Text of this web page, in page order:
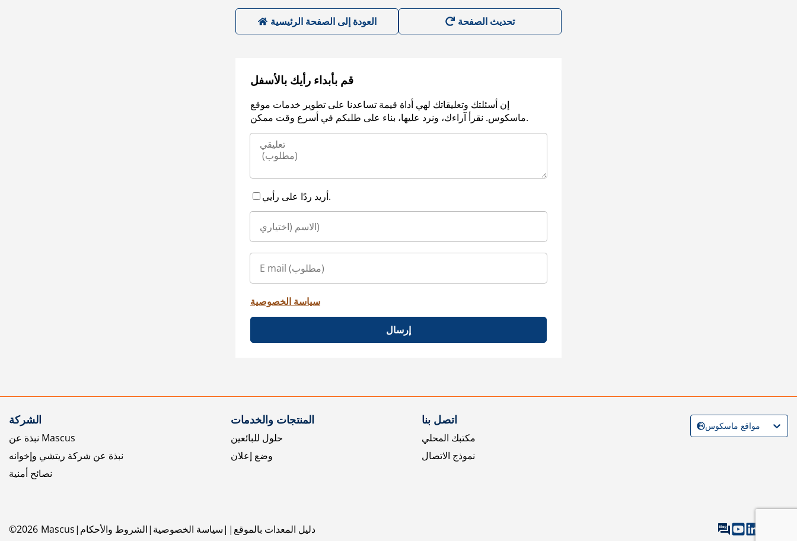
العودة إلى الصفحة الرئيسية
قم بأبداء رأيك بالأسفل
إن أسئلتك وتعليقاتك لهي أداة قيمة تساعدنا على تطوير خدمات موقع
ماسكوس. نقرأ آراءك، ونرد عليها، بناء على طلبكم في أسرع وقت ممكن.
أريد ردًا على رأيي.
سياسة الخصوصية
إرسال
الشركة
نبذة عن Mascus
نبذة عن شركة ريتشي وإخوانه
نصائح أمنية
المنتجات والخدمات
حلول للبائعين
وضع إعلان
اتصل بنا
مكتبك المحلي
نموذج الاتصال
©2026 Mascus الشروط والأحكام سياسة الخصوصية دليل المعدات بالموقع
مواقع ماسكوس